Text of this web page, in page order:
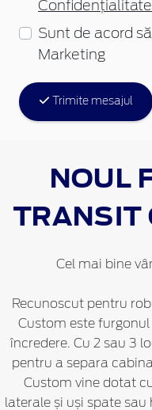
Confidențialitate
Sunt de acord
Marketing
Trimite mesajul
NOUL
TRANSIT
Cel mai bine
Recunoscut pentru
Custom este
încredere. Cu 2 sau 3
pentru a separa
Custom vine dotat
laterale și uși spate